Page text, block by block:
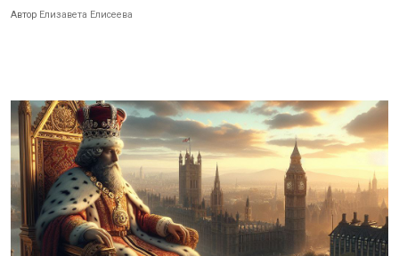
Автор Елизавета Елисеева